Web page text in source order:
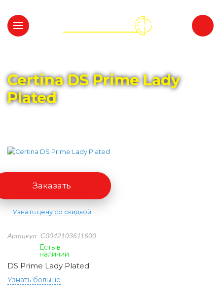
Certina DS Prime Lady
Plated
Артикул: C0042103611600
Есть в
наличии
DS Prime Lady Plated
Узнать больше
Заказать
Узнать цену со скидкой